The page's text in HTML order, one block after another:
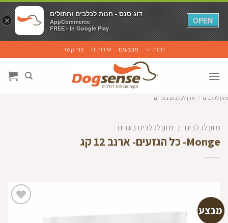
to
content
חנות מבצעים שירותים צור קשר
מזון לכלבים / מזון לכלבים בוגרים
מזון לכלבים / מזון לכלבים בוגרים
Monge- כל הגזעים- ארנב 12 קג
מבצע
×
דוג סנס - חנות לכלבים וחתולים
AppCommerce
FREE - In Google Play
OPEN
×
דוג סנס - חנות לכלבים וחתולים
AppCommerce
FREE - In Google Play
OPEN